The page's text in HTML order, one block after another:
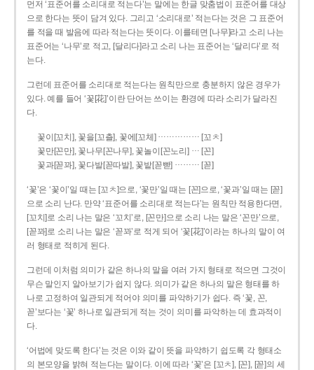
먼저 ‘표준어를 소리대로 적는다’는 말에는 한글 맞춤법이 표준어를 대상
으로 한다는 뜻이 담겨 있다. 그리고 ‘소리대로’ 적는다는 것은 그 표준어
를 적을 때 발음에 따라 적는다는 뜻이다. 이를테면 [나무]라고 소리 나는
표준어는 ‘나무’로 적고, [달리다]라고 소리 나는 표준어는 ‘달리다’로 적
는다.
그런데 표준어를 소리대로 적는다는 원칙만으로 충분하지 않은 경우가
있다. 예를 들어 ‘꽃[花]’이란 단어는 쓰이는 환경에 따라 소리가 달라진
다.
꽃이[꼬치], 꽃을[꼬츨], 꽃에[꼬체] …………… [꼬ㅊ]
꽃만[꼰만], 꽃나무[꼰나무], 꽃놀이[꼰노리] … [꼰]
꽃과[꼳꽈], 꽃다발[꼳따발], 꽃밭[꼳빧] ……… [꼳]
‘꽃’은 ‘꽃이’일 때는 [꼬ㅊ]으로, ‘꽃만’일 때는 [꼰]으로, ‘꽃과’일 때는 [꼳]
으로 소리 난다. 만약 ‘표준어를 소리대로 적는다’는 원칙만 적용한다면,
[꼬치]로 소리 나는 말은 ‘꼬치’로, [꼰만]으로 소리 나는 말은 ‘꼰만’으로,
[꼳꽈]로 소리 나는 말은 ‘꼳꽈’로 적게 되어 ‘꽃[花]’이라는 하나의 말이 여
러 형태로 적히게 된다.
그런데 이처럼 의미가 같은 하나의 말을 여러 가지 형태로 적으면 그것이
무슨 말인지 알아보기가 쉽지 않다. 의미가 같은 하나의 말은 형태를 하
나로 고정하여 일관되게 적어야 의미를 파악하기가 쉽다. 즉 ‘꽃, 꼰,
꼳’보다는 ‘꽃’ 하나로 일관되게 적는 것이 의미를 파악하는 데 효과적이
다.
‘어법에 맞도록 한다’는 것은 이와 같이 뜻을 파악하기 쉽도록 각 형태소
의 본모양을 밝혀 적는다는 말이다. 이에 따라 ‘꽃’은 [꼬ㅊ], [꼰], [꼳]의 세